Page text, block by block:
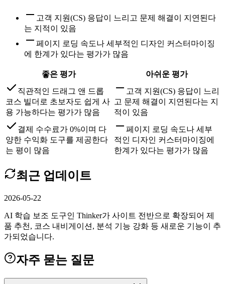
고객 지원(CS) 응답이 느리고 문제 해결이 지연된다
는 지적이 있음
페이지 로딩 속도나 세부적인 디자인 커스터마이징
에 한계가 있다는 평가가 많음
좋은 평가
아쉬운 평가
직관적인 드래그 앤 드롭
코스 빌더로 초보자도 쉽게 사
용 가능하다는 평가가 많음
고객 지원(CS) 응답이 느리
고 문제 해결이 지연된다는 지
적이 있음
결제 수수료가 0%이며 다
양한 수익화 도구를 제공한다
는 평이 많음
페이지 로딩 속도나 세부
적인 디자인 커스터마이징에
한계가 있다는 평가가 많음
최근 업데이트
2026-05-22
AI 학습 보조 도구인 Thinker가 사이트 전반으로 확장되어 제
품 추천, 코스 내비게이션, 분석 기능 강화 등 새로운 기능이 추
가되었습니다.
자주 묻는 질문